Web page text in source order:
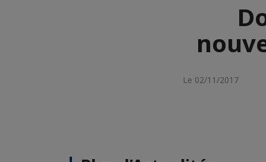
Le 02/11/2017